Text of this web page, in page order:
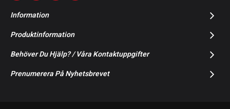
Information
Produktinformation
Behöver Du Hjälp? / Våra Kontaktuppgifter
Prenumerera På Nyhetsbrevet